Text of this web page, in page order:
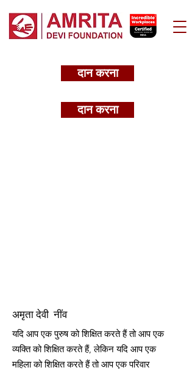
दान करना
दान करना
अमृता देवी नींव
यदि आप एक पुरुष को शिक्षित करते हैं तो आप एक
व्यक्ति को शिक्षित करते हैं, लेकिन यदि आप एक
महिला को शिक्षित करते हैं तो आप एक परिवार